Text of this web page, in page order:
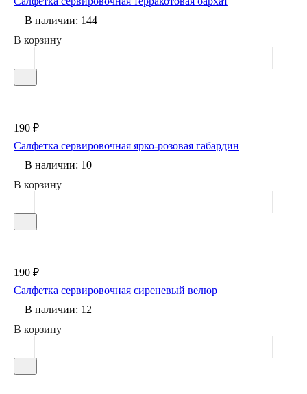
В наличии: 144
В корзину
190 ₽
Салфетка сервировочная ярко-розовая габардин
В наличии: 10
В корзину
190 ₽
Салфетка сервировочная сиреневый велюр
В наличии: 12
В корзину